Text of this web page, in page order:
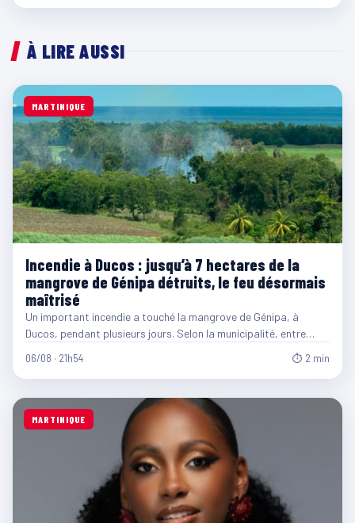
À LIRE AUSSI
MARTINIQUE
Incendie à Ducos : jusqu’à 7 hectares de la
mangrove de Génipa détruits, le feu désormais
maîtrisé
Un important incendie a touché la mangrove de Génipa, à
Ducos, pendant plusieurs jours. Selon la municipalité, entre…
06/08 · 21h54 ⏱ 2 min
MARTINIQUE